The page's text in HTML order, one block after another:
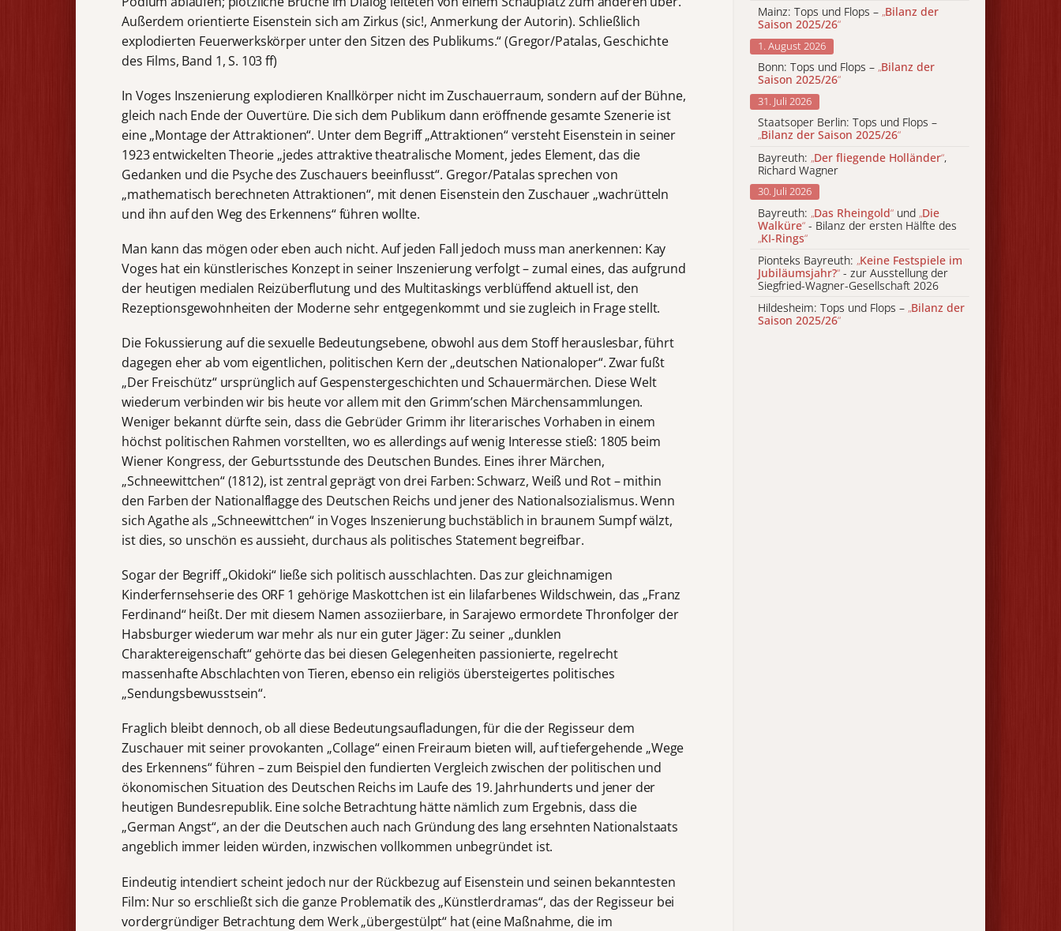
Außerdem orientierte Eisenstein sich am Zirkus (sic!, Anmerkung der Autorin). Schließlich
explodierten Feuerwerkskörper unter den Sitzen des Publikums.“ (Gregor/Patalas, Geschichte
des Films, Band 1, S. 103 ff)
In Voges Inszenierung explodieren Knallkörper nicht im Zuschauerraum, sondern auf der Bühne,
gleich nach Ende der Ouvertüre. Die sich dem Publikum dann eröffnende gesamte Szenerie ist
eine „Montage der Attraktionen“. Unter dem Begriff „Attraktionen“ versteht Eisenstein in seiner
1923 entwickelten Theorie „jedes attraktive theatralische Moment, jedes Element, das die
Gedanken und die Psyche des Zuschauers beeinflusst“. Gregor/Patalas sprechen von
„mathematisch berechneten Attraktionen“, mit denen Eisenstein den Zuschauer „wachrütteln
und ihn auf den Weg des Erkennens“ führen wollte.
Man kann das mögen oder eben auch nicht. Auf jeden Fall jedoch muss man anerkennen: Kay
Voges hat ein künstlerisches Konzept in seiner Inszenierung verfolgt – zumal eines, das aufgrund
der heutigen medialen Reizüberflutung und des Multitaskings verblüffend aktuell ist, den
Rezeptionsgewohnheiten der Moderne sehr entgegenkommt und sie zugleich in Frage stellt.
Die Fokussierung auf die sexuelle Bedeutungsebene, obwohl aus dem Stoff herauslesbar, führt
dagegen eher ab vom eigentlichen, politischen Kern der „deutschen Nationaloper“. Zwar fußt
„Der Freischütz“ ursprünglich auf Gespenstergeschichten und Schauermärchen. Diese Welt
wiederum verbinden wir bis heute vor allem mit den Grimm’schen Märchensammlungen.
Weniger bekannt dürfte sein, dass die Gebrüder Grimm ihr literarisches Vorhaben in einem
höchst politischen Rahmen vorstellten, wo es allerdings auf wenig Interesse stieß: 1805 beim
Wiener Kongress, der Geburtsstunde des Deutschen Bundes. Eines ihrer Märchen,
„Schneewittchen“ (1812), ist zentral geprägt von drei Farben: Schwarz, Weiß und Rot – mithin
den Farben der Nationalflagge des Deutschen Reichs und jener des Nationalsozialismus. Wenn
sich Agathe als „Schneewittchen“ in Voges Inszenierung buchstäblich in braunem Sumpf wälzt,
ist dies, so unschön es aussieht, durchaus als politisches Statement begreifbar.
Sogar der Begriff „Okidoki“ ließe sich politisch ausschlachten. Das zur gleichnamigen
Kinderfernsehserie des ORF 1 gehörige Maskottchen ist ein lilafarbenes Wildschwein, das „Franz
Ferdinand“ heißt. Der mit diesem Namen assoziierbare, in Sarajewo ermordete Thronfolger der
Habsburger wiederum war mehr als nur ein guter Jäger: Zu seiner „dunklen
Charaktereigenschaft“ gehörte das bei diesen Gelegenheiten passionierte, regelrecht
massenhafte Abschlachten von Tieren, ebenso ein religiös übersteigertes politisches
„Sendungsbewusstsein“.
Fraglich bleibt dennoch, ob all diese Bedeutungsaufladungen, für die der Regisseur dem
Zuschauer mit seiner provokanten „Collage“ einen Freiraum bieten will, auf tiefergehende „Wege
des Erkennens“ führen – zum Beispiel den fundierten Vergleich zwischen der politischen und
ökonomischen Situation des Deutschen Reichs im Laufe des 19. Jahrhunderts und jener der
heutigen Bundesrepublik. Eine solche Betrachtung hätte nämlich zum Ergebnis, dass die
„German Angst“, an der die Deutschen auch nach Gründung des lang ersehnten Nationalstaats
angeblich immer leiden würden, inzwischen vollkommen unbegründet ist.
Eindeutig intendiert scheint jedoch nur der Rückbezug auf Eisenstein und seinen bekanntesten
Film: Nur so erschließt sich die ganze Problematik des „Künstlerdramas“, das der Regisseur bei
vordergründiger Betrachtung dem Werk „übergestülpt“ hat (eine Maßnahme, die im
Mainz: Tops und Flops – „Bilanz der
Saison 2025/26“
1. August 2026
Bonn: Tops und Flops – „Bilanz der
Saison 2025/26“
31. Juli 2026
Staatsoper Berlin: Tops und Flops –
„Bilanz der Saison 2025/26“
Bayreuth: „Der fliegende Holländer“,
Richard Wagner
30. Juli 2026
Bayreuth: „Das Rheingold“ und „Die
Walküre“ - Bilanz der ersten Hälfte des
„KI-Rings“
Pionteks Bayreuth: „Keine Festspiele im
Jubiläumsjahr?“ - zur Ausstellung der
Siegfried-Wagner-Gesellschaft 2026
Hildesheim: Tops und Flops – „Bilanz der
Saison 2025/26“